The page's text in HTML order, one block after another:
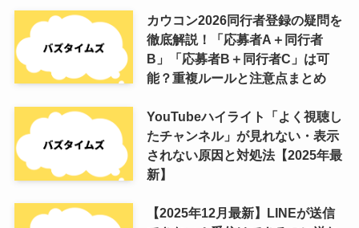
カウコン2026同行者登録の疑問を
徹底解説！「応募者A＋同行者
B」「応募者B＋同行者C」は可
能？重複ルールと注意点まとめ
YouTubeハイライト「よく視聴し
たチャンネル」が見れない・表示
されない原因と対処法【2025年最
新】
【2025年12月最新】LINEが送信